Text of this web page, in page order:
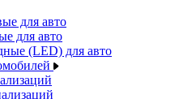
для авто
для авто
(LED) для авто